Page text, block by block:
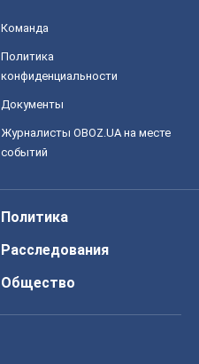
Команда
Политика
конфиденциальности
Документы
Журналисты OBOZ.UA на месте
событий
Политика
Расследования
Общество